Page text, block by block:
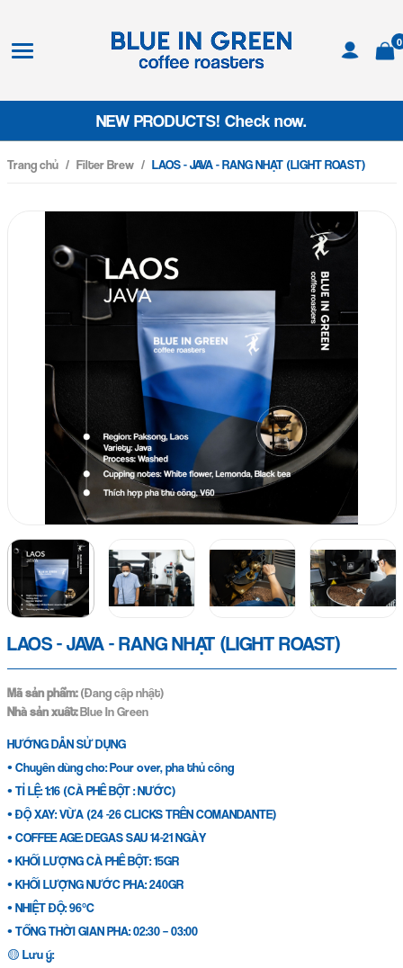
0
NEW PRODUCTS! Check now.
Trang chủ / Filter Brew / LAOS - JAVA - RANG NHẠT (LIGHT ROAST)
LAOS - JAVA - RANG NHẠT (LIGHT ROAST)
Mã sản phẩm: (Đang cập nhật)
Nhà sản xuất: Blue In Green
HƯỚNG DẪN SỬ DỤNG
• Chuyên dùng cho: Pour over, pha thủ công
• TỈ LỆ: 1:16 (CÀ PHÊ BỘT : NƯỚC)
• ĐỘ XAY: VỪA (24 -26 CLICKS TRÊN COMANDANTE)
• COFFEE AGE: DEGAS SAU 14-21 NGÀY
• KHỐI LƯỢNG CÀ PHÊ BỘT: 15GR
• KHỐI LƯỢNG NƯỚC PHA: 240GR
• NHIỆT ĐỘ: 96°C
• TỔNG THỜI GIAN PHA: 02:30 – 03:00
🟡 Lưu ý: